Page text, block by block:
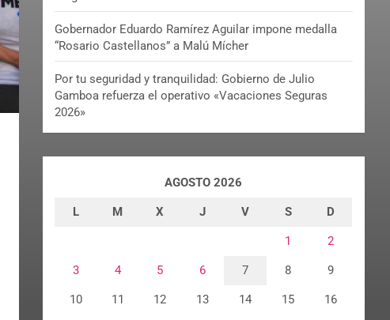
Gobernador Eduardo Ramírez Aguilar impone medalla
“Rosario Castellanos” a Malú Mícher
Por tu seguridad y tranquilidad: Gobierno de Julio
Gamboa refuerza el operativo «Vacaciones Seguras
2026»
AGOSTO 2026
L M X J V S D
1 2
3 4 5 6 7 8 9
10 11 12 13 14 15 16